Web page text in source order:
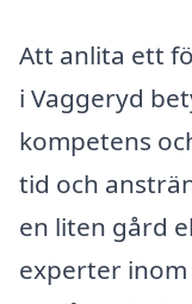
Att anlita ett
i Vaggeryd
kompetens
tid och
en liten gård
experter